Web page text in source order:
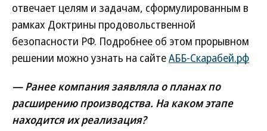
отвечает целям и задачам, сформулированным в
рамках Доктрины продовольственной
безопасности РФ. Подробнее об этом прорывном
решении можно узнать на сайтеАББ-Скарабей.рф
— Ранее компания заявляла о планах по
расширению производства. На каком этапе
находится их реализация?